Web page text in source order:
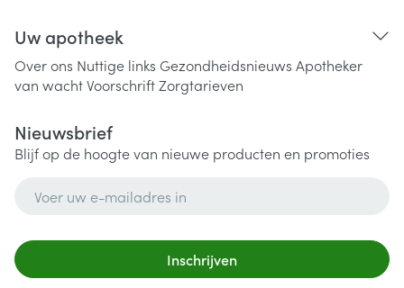
Uw apotheek
Over ons Nuttige links Gezondheidsnieuws Apotheker
van wachtVoorschriftZorgtarieven
Nieuwsbrief
Blijf op de hoogte van nieuwe producten en promoties
Inschrijven